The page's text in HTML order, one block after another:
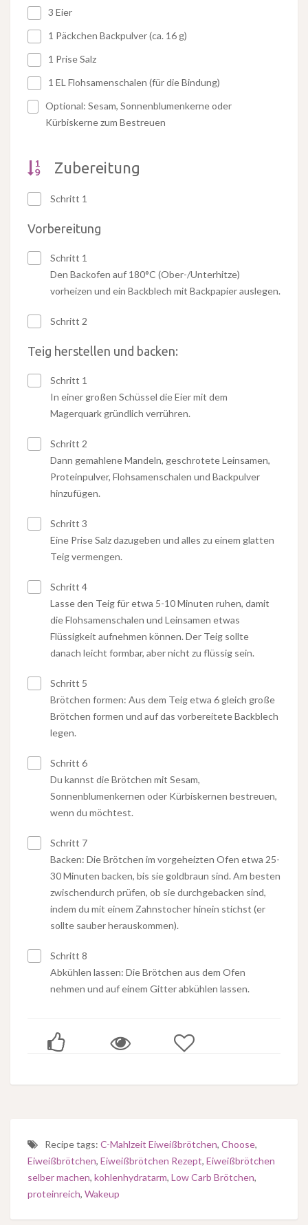
3 Eier
1 Päckchen Backpulver (ca. 16 g)
1 Prise Salz
1 EL Flohsamenschalen (für die Bindung)
Optional: Sesam, Sonnenblumenkerne oder
Kürbiskerne zum Bestreuen
Zubereitung
Schritt 1
Vorbereitung
Schritt 1
Den Backofen auf 180°C (Ober-/Unterhitze)
vorheizen und ein Backblech mit Backpapier auslegen.
Schritt 2
Teig herstellen und backen:
Schritt 1
In einer großen Schüssel die Eier mit dem
Magerquark gründlich verrühren.
Schritt 2
Dann gemahlene Mandeln, geschrotete Leinsamen,
Proteinpulver, Flohsamenschalen und Backpulver
hinzufügen.
Schritt 3
Eine Prise Salz dazugeben und alles zu einem glatten
Teig vermengen.
Schritt 4
Lasse den Teig für etwa 5-10 Minuten ruhen, damit
die Flohsamenschalen und Leinsamen etwas
Flüssigkeit aufnehmen können. Der Teig sollte
danach leicht formbar, aber nicht zu flüssig sein.
Schritt 5
Brötchen formen: Aus dem Teig etwa 6 gleich große
Brötchen formen und auf das vorbereitete Backblech
legen.
Schritt 6
Du kannst die Brötchen mit Sesam,
Sonnenblumenkernen oder Kürbiskernen bestreuen,
wenn du möchtest.
Schritt 7
Backen: Die Brötchen im vorgeheizten Ofen etwa 25-
30 Minuten backen, bis sie goldbraun sind. Am besten
zwischendurch prüfen, ob sie durchgebacken sind,
indem du mit einem Zahnstocher hinein stichst (er
sollte sauber herauskommen).
Schritt 8
Abkühlen lassen: Die Brötchen aus dem Ofen
nehmen und auf einem Gitter abkühlen lassen.
Recipe tags: C-Mahlzeit Eiweißbrötchen, Choose,
Eiweißbrötchen, Eiweißbrötchen Rezept, Eiweißbrötchen
selber machen, kohlenhydratarm, Low Carb Brötchen,
proteinreich, Wakeup